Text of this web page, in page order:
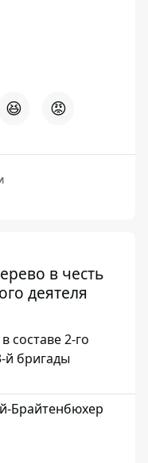
😆 😡
в честь
деятеля
составе 2-го
й бригады
Брайтенбюхер